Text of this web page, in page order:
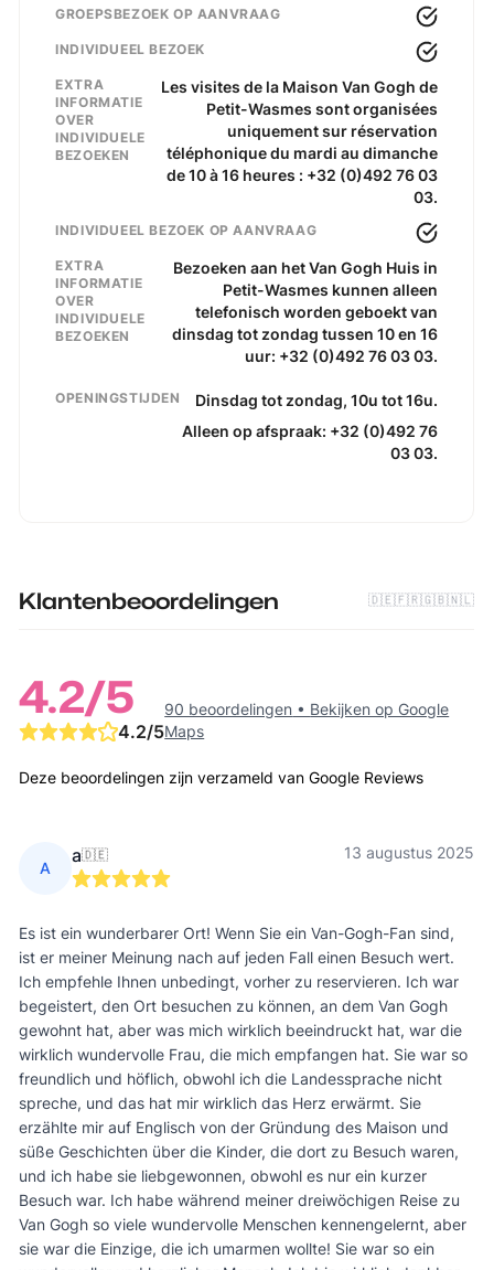
GROEPSBEZOEK OP AANVRAAG
INDIVIDUEEL BEZOEK
EXTRA
INFORMATIE
OVER
INDIVIDUELE
BEZOEKEN
Les visites de la Maison Van Gogh de
Petit-Wasmes sont organisées
uniquement sur réservation
téléphonique du mardi au dimanche
de 10 à 16 heures : +32 (0)492 76 03
03.
INDIVIDUEEL BEZOEK OP AANVRAAG
EXTRA
INFORMATIE
OVER
INDIVIDUELE
BEZOEKEN
Bezoeken aan het Van Gogh Huis in
Petit-Wasmes kunnen alleen
telefonisch worden geboekt van
dinsdag tot zondag tussen 10 en 16
uur: +32 (0)492 76 03 03.
OPENINGSTIJDEN
Dinsdag tot zondag, 10u tot 16u.
Alleen op afspraak: +32 (0)492 76
03 03.
Klantenbeoordelingen 🇩🇪🇫🇷🇬🇧🇳🇱
4.2/5
4.2/5
90 beoordelingen • Bekijken op Google
Maps
Deze beoordelingen zijn verzameld van Google Reviews
A
a🇩🇪 13 augustus 2025
Es ist ein wunderbarer Ort! Wenn Sie ein Van-Gogh-Fan sind,
ist er meiner Meinung nach auf jeden Fall einen Besuch wert.
Ich empfehle Ihnen unbedingt, vorher zu reservieren. Ich war
begeistert, den Ort besuchen zu können, an dem Van Gogh
gewohnt hat, aber was mich wirklich beeindruckt hat, war die
wirklich wundervolle Frau, die mich empfangen hat. Sie war so
freundlich und höflich, obwohl ich die Landessprache nicht
spreche, und das hat mir wirklich das Herz erwärmt. Sie
erzählte mir auf Englisch von der Gründung des Maison und
süße Geschichten über die Kinder, die dort zu Besuch waren,
und ich habe sie liebgewonnen, obwohl es nur ein kurzer
Besuch war. Ich habe während meiner dreiwöchigen Reise zu
Van Gogh so viele wundervolle Menschen kennengelernt, aber
sie war die Einzige, die ich umarmen wollte! Sie war so ein